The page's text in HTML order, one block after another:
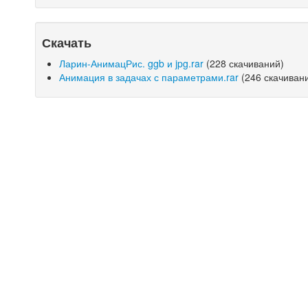
Скачать
Ларин-АнимацРис. ggb и jpg.rar (228 скачиваний)
Анимация в задачах с параметрами.rar (246